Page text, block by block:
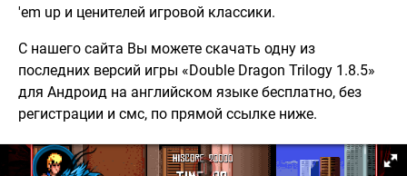
'em up и ценителей игровой классики.
С нашего сайта Вы можете скачать одну из
последних версий игры «Double Dragon Trilogy 1.8.5»
для Андроид на английском языке бесплатно, без
регистрации и смс, по прямой ссылке ниже.